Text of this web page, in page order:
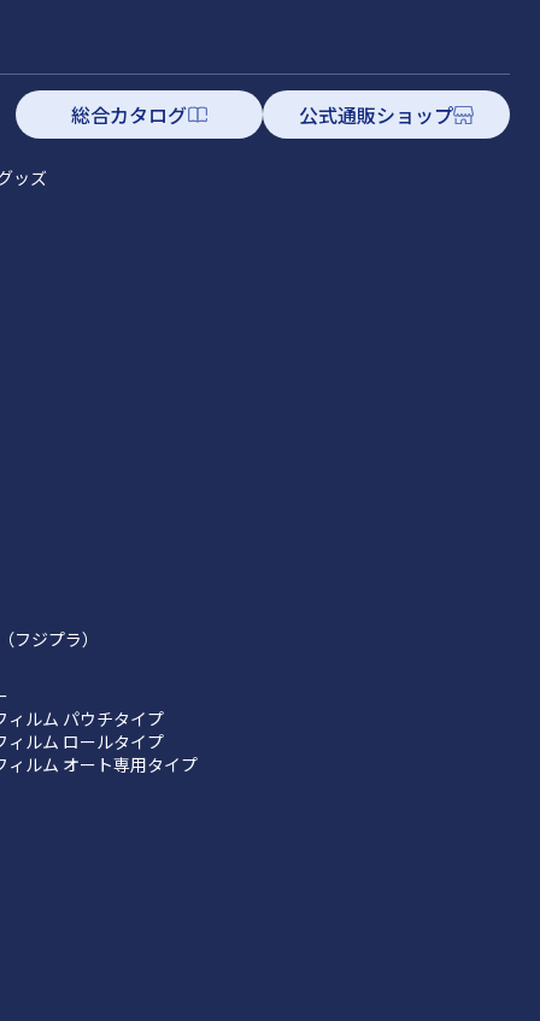
総合カタログ 公式通販ショップ
ッズ
フジプラ）
ィルム パウチタイプ
ィルム ロールタイプ
ィルム オート専用タイプ